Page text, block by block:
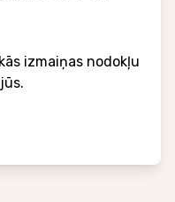
izmaiņas nodokļu